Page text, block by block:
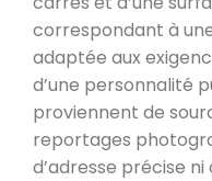
correspondant à
adaptée aux
d’une personnalité
proviennent de
reportages
d’adresse précise